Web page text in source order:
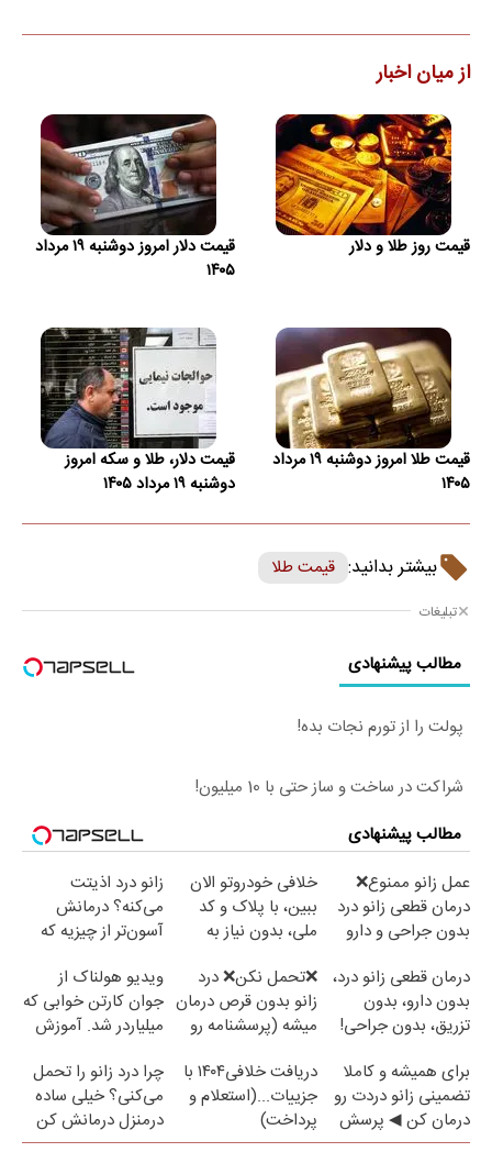
از میان اخبار
قیمت روز طلا و دلار
قیمت دلار امروز دوشنبه ۱۹ مرداد
۱۴۰۵
قیمت طلا امروز دوشنبه ۱۹ مرداد
۱۴۰۵
قیمت دلار، طلا و سکه امروز
دوشنبه ۱۹ مرداد ۱۴۰۵
بیشتر بدانید: قیمت طلا
تبلیغات
مطالب پیشنهادی
پولت را از تورم نجات بده!
شراکت در ساخت و ساز حتی با 10 میلیون!
مطالب پیشنهادی
عمل زانو ممنوع❌
درمان قطعی زانو درد
بدون جراحی و دارو
خلافی خودروتو الان
ببین، با پلاک و کد
ملی، بدون نیاز به
زانو درد اذیتت
می‌کنه؟ درمانش
آسون‌تر از چیزیه که
می‌کنی✅پرسشنامه
درمان قطعی زانو درد،
بدون دارو، بدون
تزریق، بدون جراحی!
❌تحمل نکن❌ درد
زانو بدون قرص درمان
میشه (پرسشنامه رو
ویدیو هولناک از
جوان کارتن خوابی که
میلیاردر شد. آموزش
برای همیشه و کاملا
تضمینی زانو دردت رو
درمان کن ◀ پرسش
نامه ▶
دریافت خلافی۱۴۰۴ با
جزییات...(استعلام و
پرداخت)
چرا درد زانو را تحمل
می‌کنی؟ خیلی ساده
درمنزل درمانش کن